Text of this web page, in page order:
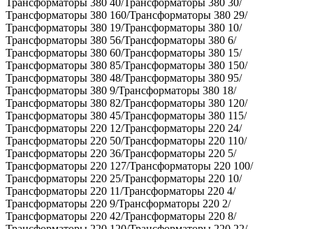
Трансформаторы 380 160/Трансформаторы 380 29/
Трансформаторы 380 19/Трансформаторы 380 10/
Трансформаторы 380 56/Трансформаторы 380 6/
Трансформаторы 380 60/Трансформаторы 380 15/
Трансформаторы 380 85/Трансформаторы 380 150/
Трансформаторы 380 48/Трансформаторы 380 95/
Трансформаторы 380 9/Трансформаторы 380 18/
Трансформаторы 380 82/Трансформаторы 380 120/
Трансформаторы 380 45/Трансформаторы 380 115/
Трансформаторы 220 12/Трансформаторы 220 24/
Трансформаторы 220 50/Трансформаторы 220 110/
Трансформаторы 220 36/Трансформаторы 220 5/
Трансформаторы 220 127/Трансформаторы 220 100/
Трансформаторы 220 25/Трансформаторы 220 10/
Трансформаторы 220 11/Трансформаторы 220 4/
Трансформаторы 220 9/Трансформаторы 220 2/
Трансформаторы 220 42/Трансформаторы 220 8/